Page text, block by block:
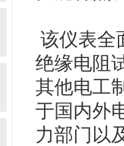
该仪表全
绝缘电阻
其他电工
于国内外
力部门以